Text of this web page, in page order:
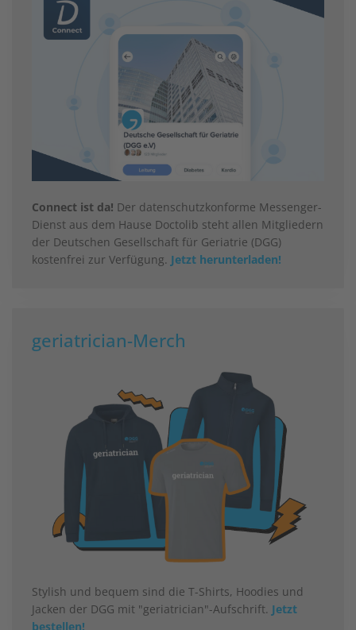
Connect ist da! Der datenschutzkonforme Messenger-
Dienst aus dem Hause Doctolib steht allen Mitgliedern
der Deutschen Gesellschaft für Geriatrie (DGG)
kostenfrei zur Verfügung. Jetzt herunterladen!
geriatrician-Merch
Stylish und bequem sind die T-Shirts, Hoodies und
Jacken der DGG mit "geriatrician"-Aufschrift. Jetzt
bestellen!